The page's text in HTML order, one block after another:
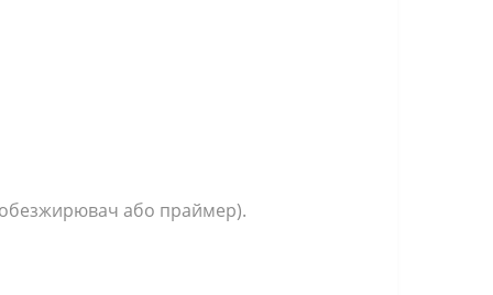
обезжирювач або праймер).